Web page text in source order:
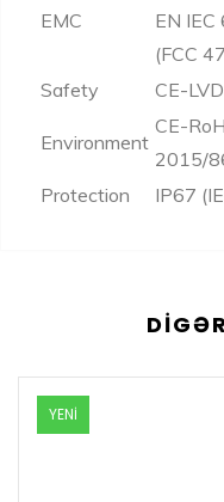
EMC
EN
(FCC
Safety
CE-
Environment
CE-
2015/
Protection
IP67
YENİ